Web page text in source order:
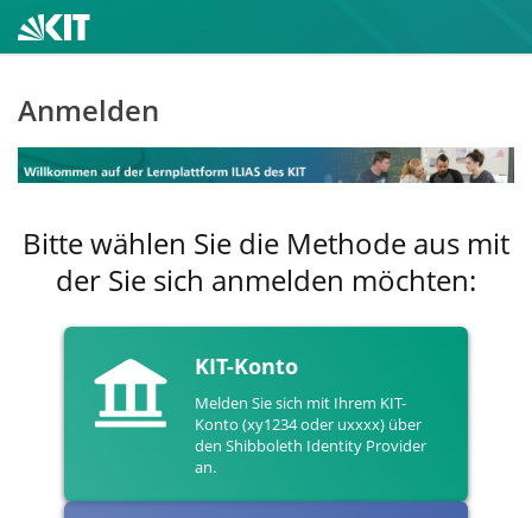
Anmelden
Bitte wählen Sie die Methode aus mit
der Sie sich anmelden möchten:
KIT-Konto
Melden Sie sich mit Ihrem KIT-
Konto (xy1234 oder uxxxx) über
den Shibboleth Identity Provider
an.